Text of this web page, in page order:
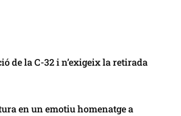
de la C-32 i n’exigeix la retirada
en un emotiu homenatge a